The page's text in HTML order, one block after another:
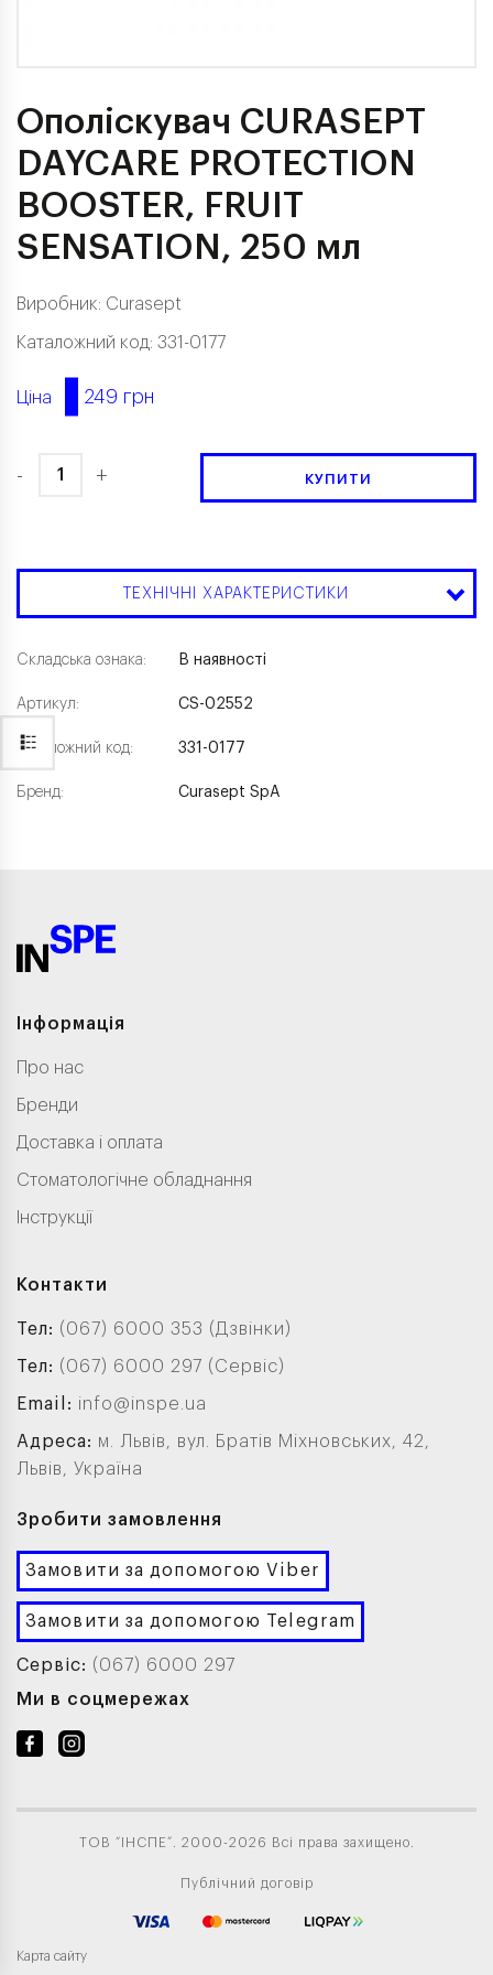
Ополіскувач CURASEPT
DAYCARE PROTECTION
BOOSTER, FRUIT
SENSATION, 250 мл
Виробник: Curasept
Каталожний код: 331-0177
Ціна 249 грн
- + КУПИТИ
ТЕХНІЧНІ ХАРАКТЕРИСТИКИ
Складська ознака:
Артикул:
Каталожний код:
Бренд:
В наявності
CS-02552
331-0177
Curasept SpA
Інформація
Про нас
Бренди
Доставка і оплата
Стоматологічне обладнання
Інструкції
Контакти
Тел: (067) 6000 353 (Дзвінки)
Тел: (067) 6000 297 (Сервіс)
Email: info@inspe.ua
Адреса: м. Львів, вул. Братів Міхновських, 42,
Львів, Україна
Зробити замовлення
Замовити за допомогою Viber
Замовити за допомогою Telegram
Сервіс: (067) 6000 297
Ми в соцмережах
ТОВ “ІНСПЕ”. 2000-2026 Всі права захищено.
Публічний договір
Карта сайту